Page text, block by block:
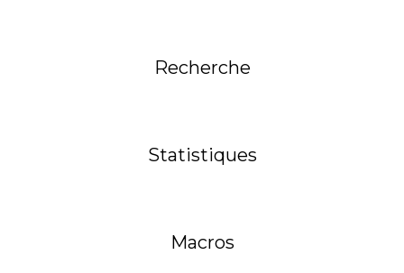
Recherche
Statistiques
Macros